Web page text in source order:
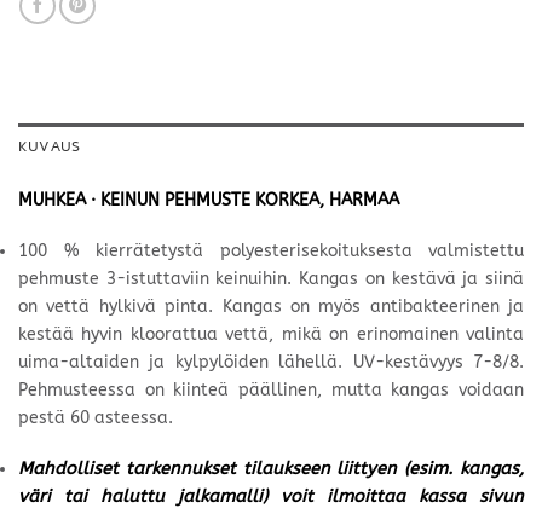
KUVAUS
MUHKEA · KEINUN PEHMUSTE KORKEA, HARMAA
100 % kierrätetystä polyesterisekoituksesta valmistettu
pehmuste 3-istuttaviin keinuihin. Kangas on kestävä ja siinä
on vettä hylkivä pinta. Kangas on myös antibakteerinen ja
kestää hyvin kloorattua vettä, mikä on erinomainen valinta
uima-altaiden ja kylpylöiden lähellä. UV-kestävyys 7-8/8.
Pehmusteessa on kiinteä päällinen, mutta kangas voidaan
pestä 60 asteessa.
Mahdolliset tarkennukset tilaukseen liittyen (esim. kangas,
väri tai haluttu jalkamalli) voit ilmoittaa kassa sivun